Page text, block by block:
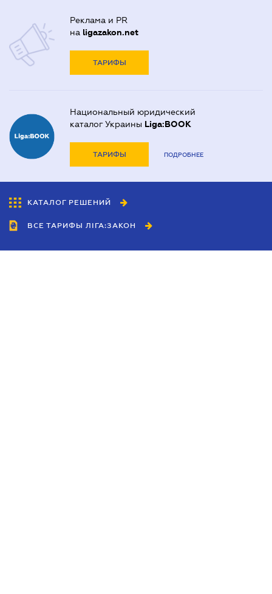
Реклама и PR
на ligazakon.net
ТАРИФЫ
Национальный юридический
каталог Украины Liga:BOOK
ТАРИФЫ ПОДРОБНЕЕ
КАТАЛОГ РЕШЕНИЙ
ВСЕ ТАРИФЫ ЛІГА:ЗАКОН